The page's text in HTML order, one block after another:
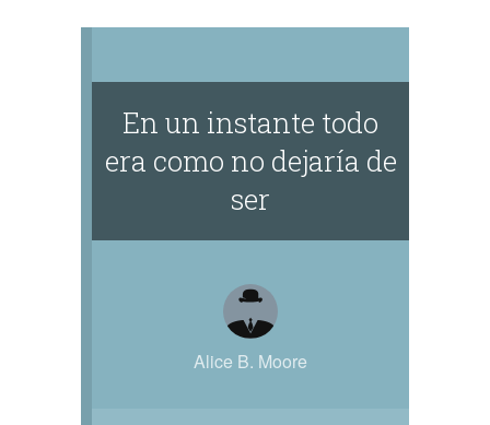
En un instante todo
era como no dejaría de
ser
Alice B. Moore